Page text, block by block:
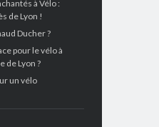
à Vélo :
de Lyon !
Ducher ?
pour le vélo à
de Lyon ?
un vélo